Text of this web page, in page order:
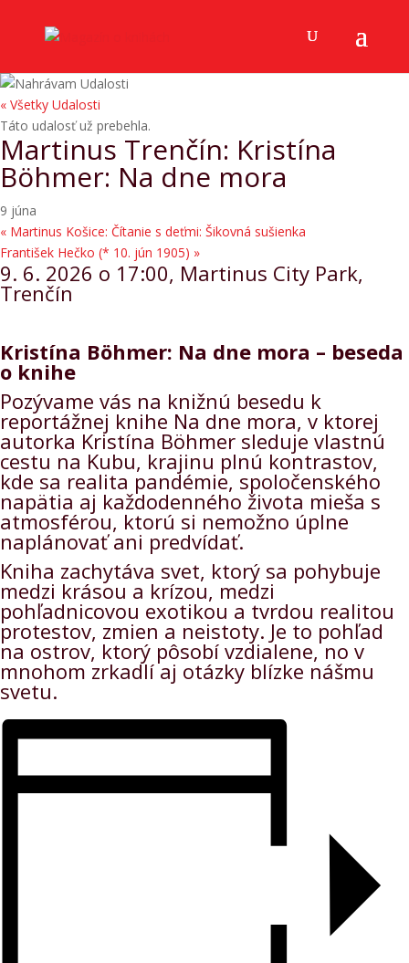
« Všetky Udalosti
Táto udalosť už prebehla.
Martinus Trenčín: Kristína
Böhmer: Na dne mora
9 júna
« Martinus Košice: Čítanie s deťmi: Šikovná sušienka
František Hečko (* 10. jún 1905) »
9. 6. 2026 o 17:00, Martinus City Park,
Trenčín
Kristína Böhmer: Na dne mora – beseda
o knihe
Pozývame vás na knižnú besedu k
reportážnej knihe Na dne mora, v ktorej
autorka Kristína Böhmer sleduje vlastnú
cestu na Kubu, krajinu plnú kontrastov,
kde sa realita pandémie, spoločenského
napätia aj každodenného života mieša s
atmosférou, ktorú si nemožno úplne
naplánovať ani predvídať.
Kniha zachytáva svet, ktorý sa pohybuje
medzi krásou a krízou, medzi
pohľadnicovou exotikou a tvrdou realitou
protestov, zmien a neistoty. Je to pohľad
na ostrov, ktorý pôsobí vzdialene, no v
mnohom zrkadlí aj otázky blízke nášmu
svetu.